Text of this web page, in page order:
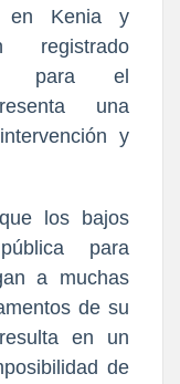
en Kenia y
para el
una
y
los bajos
para
a muchas
de su
en un
de